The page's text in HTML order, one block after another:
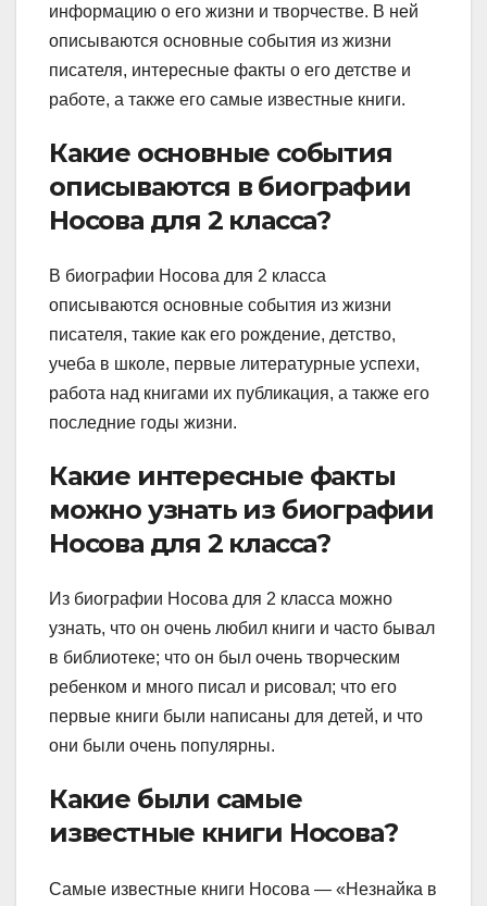
информацию о его жизни и творчестве. В ней
описываются основные события из жизни
писателя, интересные факты о его детстве и
работе, а также его самые известные книги.
Какие основные события
описываются в биографии
Носова для 2 класса?
В биографии Носова для 2 класса
описываются основные события из жизни
писателя, такие как его рождение, детство,
учеба в школе, первые литературные успехи,
работа над книгами их публикация, а также его
последние годы жизни.
Какие интересные факты
можно узнать из биографии
Носова для 2 класса?
Из биографии Носова для 2 класса можно
узнать, что он очень любил книги и часто бывал
в библиотеке; что он был очень творческим
ребенком и много писал и рисовал; что его
первые книги были написаны для детей, и что
они были очень популярны.
Какие были самые
известные книги Носова?
Самые известные книги Носова — «Незнайка в